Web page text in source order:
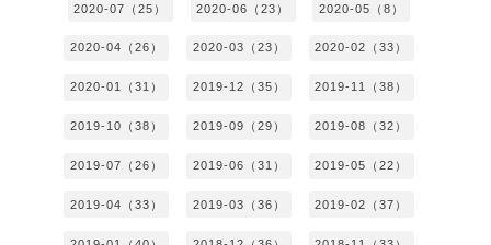
2020-07（25） 2020-06（23） 2020-05（8）
2020-04（26） 2020-03（23） 2020-02（33）
2020-01（31） 2019-12（35） 2019-11（38）
2019-10（38） 2019-09（29） 2019-08（32）
2019-07（26） 2019-06（31） 2019-05（22）
2019-04（33） 2019-03（36） 2019-02（37）